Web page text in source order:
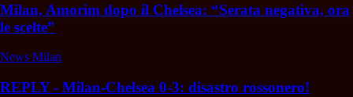
Milan, Amorim dopo il Chelsea: “Serata negativa, ora
le scelte”
News Milan
REPLY - Milan-Chelsea 0-3: disastro rossonero!